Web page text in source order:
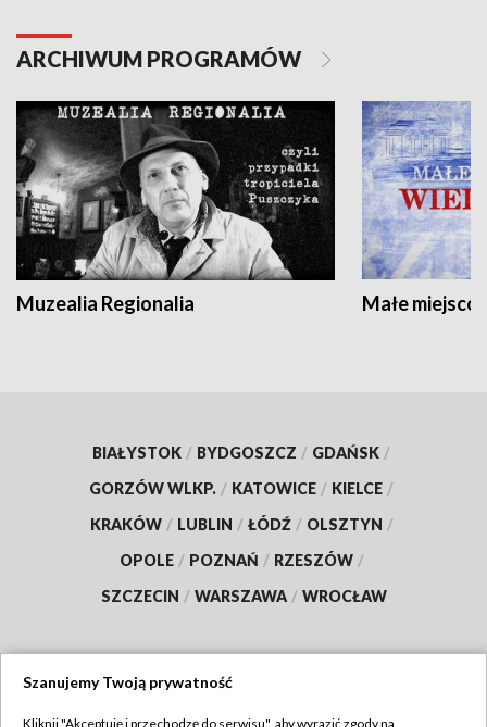
ARCHIWUM PROGRAMÓW
Muzealia Regionalia Małe
BIAŁYSTOK / BYDGOSZCZ / GDAŃSK /
GORZÓW WLKP. / KATOWICE / KIELCE /
KRAKÓW / LUBLIN / ŁÓDŹ / OLSZTYN /
OPOLE / POZNAŃ / RZESZÓW /
SZCZECIN / WARSZAWA / WROCŁAW
Szanujemy Twoją prywatność
Kliknij "Akceptuję i przechodzę do serwisu", aby wyrazić zgody na